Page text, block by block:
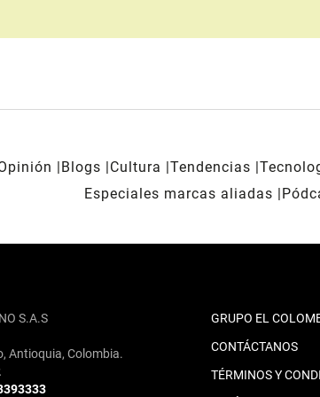
Blogs Cultura Tendencias
Especiales marcas aliadas
S.A.S
Antioquia, Colombia.
GRUPO EL
CONTÁCTANOS
TÉRMINOS Y